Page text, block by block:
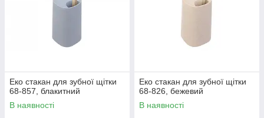
Еко стакан для зубної щітки
68-857, блакитний
В наявності
Еко стакан для зубної щітки
68-826, бежевий
В наявності